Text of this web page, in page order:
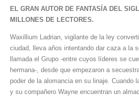
EL GRAN AUTOR DE FANTASÍA DEL
MILLONES DE LECTORES.
Waxillium Ladrian, vigilante de la ley
ciudad, lleva años intentando dar caza a la
llamada el Grupo -entre cuyos líderes se
hermana-, desde que empezaron a
poder de la alomancia en su linaje. Cuando
y su compañero Wayne encuentran un